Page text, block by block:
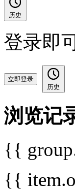
历史
登录即
立即登录
历史
浏览记
{{
{{